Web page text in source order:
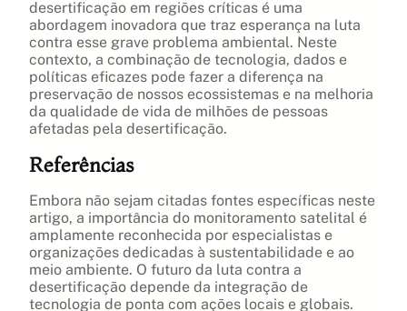
desertificação em regiões críticas é uma
abordagem inovadora que traz esperança na luta
contra esse grave problema ambiental. Neste
contexto, a combinação de tecnologia, dados e
políticas eficazes pode fazer a diferença na
preservação de nossos ecossistemas e na melhoria
da qualidade de vida de milhões de pessoas
afetadas pela desertificação.
Referências
Embora não sejam citadas fontes específicas neste
artigo, a importância do monitoramento satelital é
amplamente reconhecida por especialistas e
organizações dedicadas à sustentabilidade e ao
meio ambiente. O futuro da luta contra a
desertificação depende da integração de
tecnologia de ponta com ações locais e globais.